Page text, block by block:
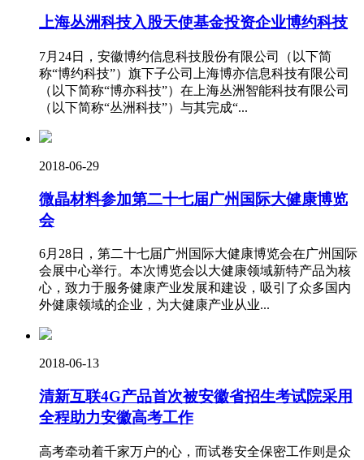
上海丛洲科技入股天使基金投资企业博约科技
7月24日，安徽博约信息科技股份有限公司（以下简
称“博约科技”）旗下子公司上海博亦信息科技有限公司
（以下简称“博亦科技”）在上海丛洲智能科技有限公司
（以下简称“丛洲科技”）与其完成“...
2018-06-29
微晶材料参加第二十七届广州国际大健康博览
会
6月28日，第二十七届广州国际大健康博览会在广州国际
会展中心举行。本次博览会以大健康领域新特产品为核
心，致力于服务健康产业发展和建设，吸引了众多国内
外健康领域的企业，为大健康产业从业...
2018-06-13
清新互联4G产品首次被安徽省招生考试院采用
全程助力安徽高考工作
高考牵动着千家万户的心，而试卷安全保密工作则是众